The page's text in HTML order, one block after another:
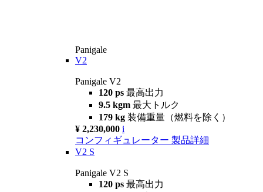
Panigale
V2
Panigale V2
120 ps 最高出力
9.5 kgm 最大トルク
179 kg 装備重量（燃料を除く）
¥ 2,230,000 i
コンフィギュレーター 製品詳細
V2 S
Panigale V2 S
120 ps 最高出力